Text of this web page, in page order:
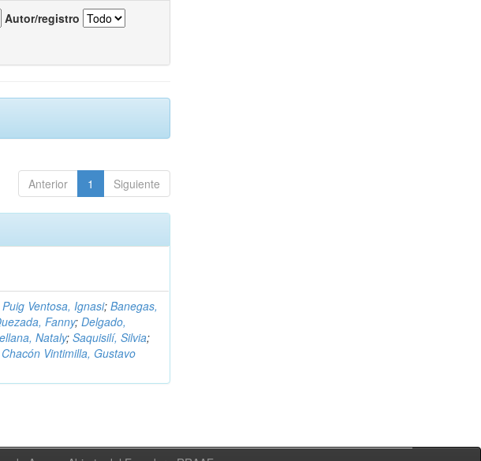
Autor/registro
Anterior 1 Siguiente
Puig Ventosa, Ignasi;Banegas,
Fanny;Delgado,
Nataly;Saquisilí, Silvia;
Chacón Vintimilla, Gustavo